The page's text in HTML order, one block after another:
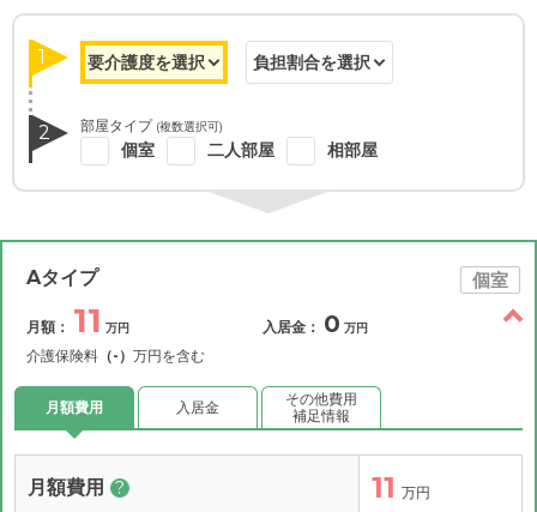
1
2 部屋タイプ (複数選択可)
個室 二人部屋 相部屋
Aタイプ 個室
月額： 11 万円
介護保険料 （-） 万円を含む
入居金： 0 万円
月額費用 入居金
その他費用
補足情報
月額費用 ? 11 万円